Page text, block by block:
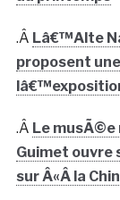
.Â Lâ€™Alte
proposent
.Â Le musÃ©e
Guimet ouvre
sur Â«Â la